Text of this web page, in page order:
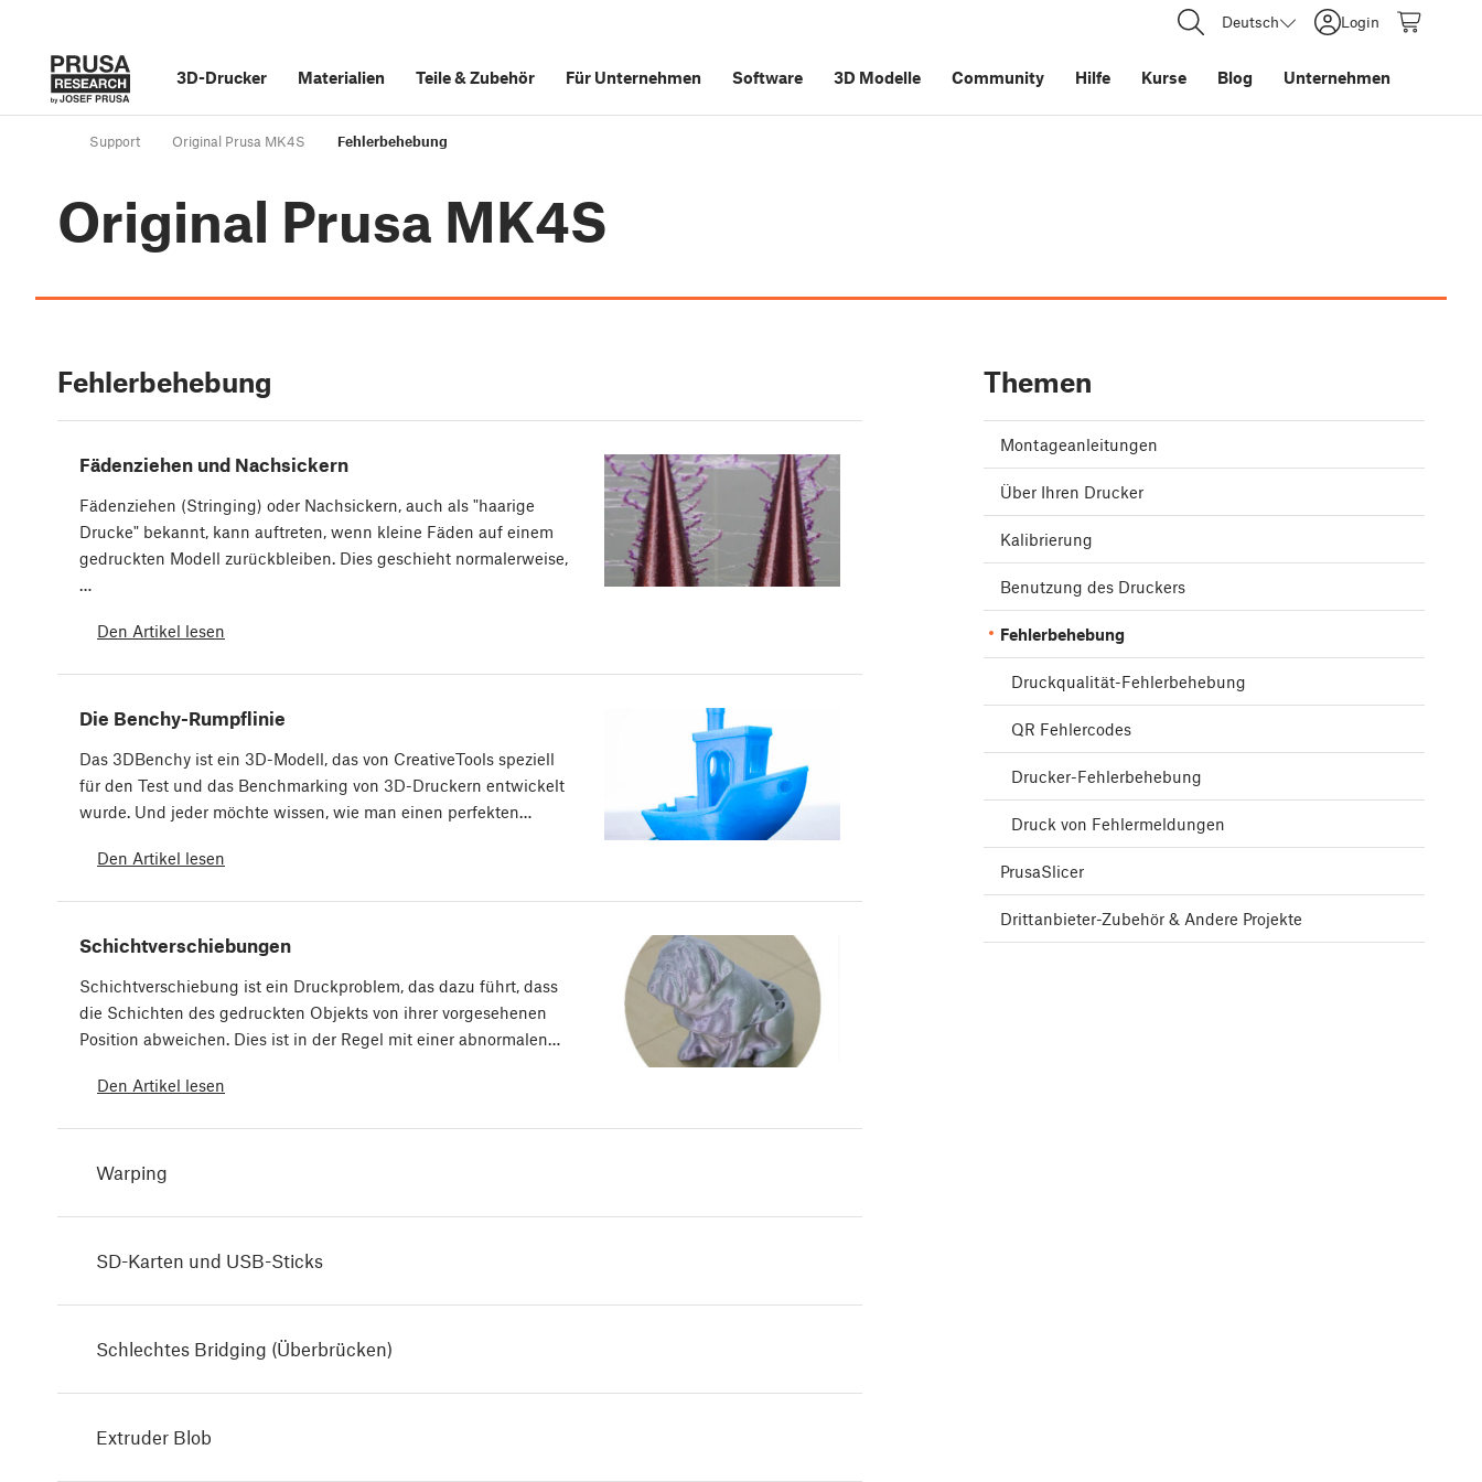
Deutsch Login
3D-Drucker Materialien Teile&Zubehör Für Unternehmen Software 3D Modelle Community Hilfe Kurse Blog Unternehmen
Support Original Prusa MK4S Fehlerbehebung
Original Prusa MK4S
Fehlerbehebung
Fädenziehen und Nachsickern
Fädenziehen (Stringing) oder Nachsickern, auch als "haarige
Drucke" bekannt, kann auftreten, wenn kleine Fäden auf einem
gedruckten Modell zurückbleiben. Dies geschieht normalerweise,
…
Den Artikel lesen
Die Benchy-Rumpflinie
Das 3DBenchy ist ein 3D-Modell, das von CreativeTools speziell
für den Test und das Benchmarking von 3D-Druckern entwickelt
wurde. Und jeder möchte wissen, wie man einen perfekten…
Den Artikel lesen
Schichtverschiebungen
Schichtverschiebung ist ein Druckproblem, das dazu führt, dass
die Schichten des gedruckten Objekts von ihrer vorgesehenen
Position abweichen. Dies ist in der Regel mit einer abnormalen…
Den Artikel lesen
Warping
SD-Karten und USB-Sticks
Schlechtes Bridging (Überbrücken)
Extruder Blob
Themen
Montageanleitungen
Über Ihren Drucker
Kalibrierung
Benutzung des Druckers
Fehlerbehebung
Druckqualität-Fehlerbehebung
QR Fehlercodes
Drucker-Fehlerbehebung
Druck von Fehlermeldungen
PrusaSlicer
Drittanbieter-Zubehör & Andere Projekte